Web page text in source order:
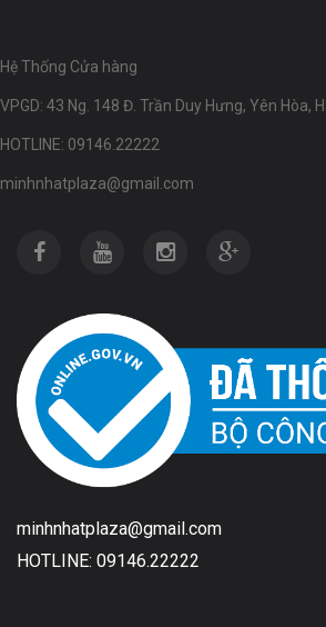
Hệ Thống Cửa hàng
VPGD: 43 Ng. 148 Đ. Trần Duy Hưng, Yên Hòa,
HOTLINE: 09146.22222
minhnhatplaza@gmail.com
minhnhatplaza@gmail.com
HOTLINE: 09146.22222